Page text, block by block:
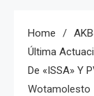
Home
Última
De «ISSA» Y
Wotamolesto